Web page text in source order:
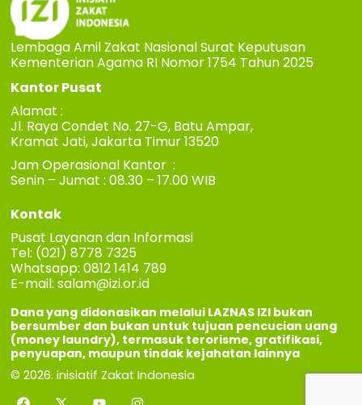
Lembaga Amil Zakat Nasional Surat Keputusan
Kementerian Agama RI Nomor 1754 Tahun 2025
Kantor Pusat
Alamat :
Jl. Raya Condet No. 27-G, Batu Ampar,
Kramat Jati, Jakarta Timur 13520
Jam Operasional Kantor :
Senin – Jumat : 08.30 – 17.00 WIB
Kontak
Pusat Layanan dan Informasi
Tel: (021) 8778 7325
Whatsapp: 0812 1414 789
E-mail:salam@izi.or.id
Dana yang didonasikan melalui LAZNAS IZI bukan
bersumber dan bukan untuk tujuan pencucian uang
(money laundry), termasuk terorisme, gratifikasi,
penyuapan, maupun tindak kejahatan lainnya
© 2026. inisiatif Zakat Indonesia